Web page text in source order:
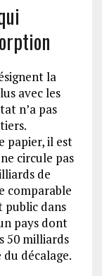
la
avec les
n’a pas
papier, il est
circule pas
de
comparable
public dans
pays dont
50 milliards
décalage.